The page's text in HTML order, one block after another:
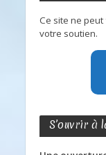
Ce site ne
votre soutien.
S’ouvrir à